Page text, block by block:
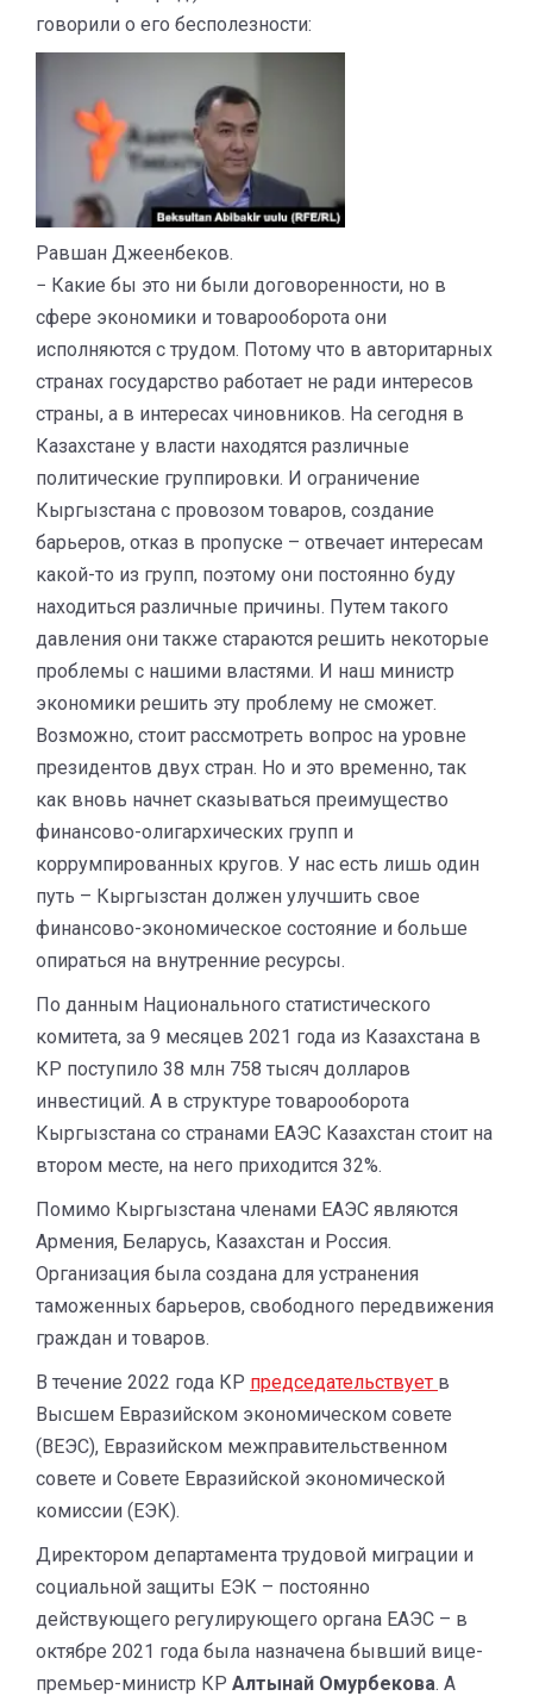
говорили о его бесполезности:
Равшан Джеенбеков.
− Какие бы это ни были договоренности, но в
сфере экономики и товарооборота они
исполняются с трудом. Потому что в авторитарных
странах государство работает не ради интересов
страны, а в интересах чиновников. На сегодня в
Казахстане у власти находятся различные
политические группировки. И ограничение
Кыргызстана с провозом товаров, создание
барьеров, отказ в пропуске – отвечает интересам
какой-то из групп, поэтому они постоянно буду
находиться различные причины. Путем такого
давления они также стараются решить некоторые
проблемы с нашими властями. И наш министр
экономики решить эту проблему не сможет.
Возможно, стоит рассмотреть вопрос на уровне
президентов двух стран. Но и это временно, так
как вновь начнет сказываться преимущество
финансово-олигархических групп и
коррумпированных кругов. У нас есть лишь один
путь – Кыргызстан должен улучшить свое
финансово-экономическое состояние и больше
опираться на внутренние ресурсы.
По данным Национального статистического
комитета, за 9 месяцев 2021 года из Казахстана в
КР поступило 38 млн 758 тысяч долларов
инвестиций. А в структуре товарооборота
Кыргызстана со странами ЕАЭС Казахстан стоит на
втором месте, на него приходится 32%.
Помимо Кыргызстана членами ЕАЭС являются
Армения, Беларусь, Казахстан и Россия.
Организация была создана для устранения
таможенных барьеров, свободного передвижения
граждан и товаров.
В течение 2022 года КР председательствует в
Высшем Евразийском экономическом совете
(ВЕЭС), Евразийском межправительственном
совете и Совете Евразийской экономической
комиссии (ЕЭК).
Директором департамента трудовой миграции и
социальной защиты ЕЭК – постоянно
действующего регулирующего органа ЕАЭС – в
октябре 2021 года была назначена бывший вице-
премьер-министр КР Алтынай Омурбекова. А